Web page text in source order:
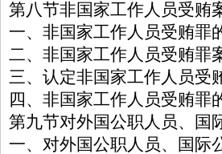
第八节非国家工作人员受贿
一、非国家工作人员受贿罪
二、非国家工作人员受贿罪
三、认定非国家工作人员受
四、非国家工作人员受贿罪
第九节对外国公职人员、国
一、对外国公职人员、国际